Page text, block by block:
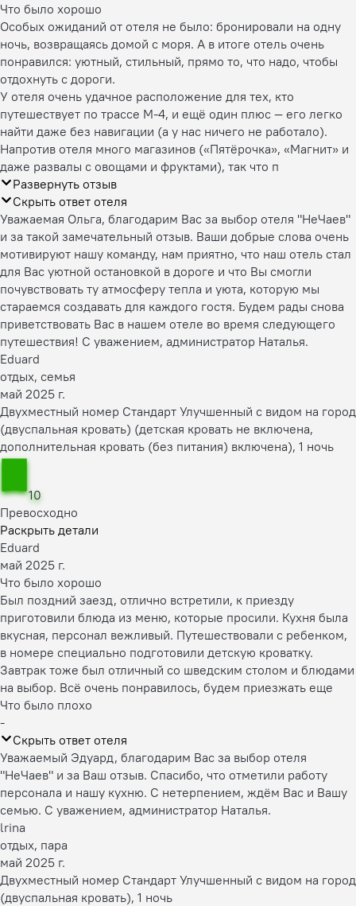
Что было хорошо
Особых ожиданий от отеля не было: бронировали на одну
ночь, возвращаясь домой с моря. А в итоге отель очень
понравился: уютный, стильный, прямо то, что надо, чтобы
отдохнуть с дороги.
У отеля очень удачное расположение для тех, кто
путешествует по трассе М-4, и ещё один плюс — его легко
найти даже без навигации (а у нас ничего не работало).
Напротив отеля много магазинов («Пятёрочка», «Магнит» и
даже развалы с овощами и фруктами), так что п
Развернуть отзыв
Скрыть ответ отеля
Уважаемая Ольга, благодарим Вас за выбор отеля "НеЧаев"
и за такой замечательный отзыв. Ваши добрые слова очень
мотивируют нашу команду, нам приятно, что наш отель стал
для Вас уютной остановкой в дороге и что Вы смогли
почувствовать ту атмосферу тепла и уюта, которую мы
стараемся создавать для каждого гостя. Будем рады снова
приветствовать Вас в нашем отеле во время следующего
путешествия! С уважением, администратор Наталья.
Eduard
отдых, семья
май 2025 г.
Двухместный номер Стандарт Улучшенный с видом на город
(двуспальная кровать) (детская кровать не включена,
дополнительная кровать (без питания) включена), 1 ночь
10
Превосходно
Раскрыть детали
Eduard
май 2025 г.
Что было хорошо
Был поздний заезд, отлично встретили, к приезду
приготовили блюда из меню, которые просили. Кухня была
вкусная, персонал вежливый. Путешествовали с ребенком,
в номере специально подготовили детскую кроватку.
Завтрак тоже был отличный со шведским столом и блюдами
на выбор. Всё очень понравилось, будем приезжать еще
Что было плохо
-
Скрыть ответ отеля
Уважаемый Эдуард, благодарим Вас за выбор отеля
"НеЧаев" и за Ваш отзыв. Спасибо, что отметили работу
персонала и нашу кухню. С нетерпением, ждём Вас и Вашу
семью. С уважением, администратор Наталья.
lrina
отдых, пара
май 2025 г.
Двухместный номер Стандарт Улучшенный с видом на город
(двуспальная кровать), 1 ночь